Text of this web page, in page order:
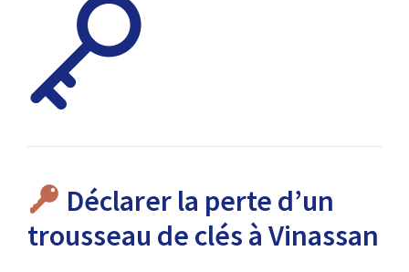
Déclarer la perte d’un
trousseau de clés à Vinassan